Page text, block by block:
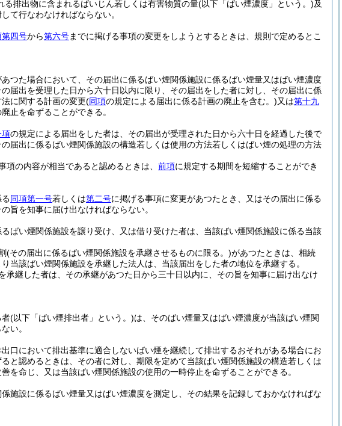
排出物に含まれるばいじん若しくは有害物質の量(以下「ばい煙濃度」という。)及
て行なわなければならない。
第四号から第六号までに掲げる事項の変更をしようとするときは、規則で定めるとこ
つた場合において、その届出に係るばい煙関係施設に係るばい煙量又はばい煙濃度
届出を受理した日から六十日以内に限り、その届出をした者に対し、その届出に係
に関する計画の変更(同項の規定による届出に係る計画の廃止を含む。)又は第十九
止を命ずることができる。
項の規定による届出をした者は、その届出が受理された日から六十日を経過した後で
届出に係るばい煙関係施設の構造若しくは使用の方法若しくはばい煙の処理の方法
項の内容が相当であると認めるときは、 前項に規定する期間を短縮することができ
同項第一号若しくは第二号に掲げる事項に変更があつたとき、又はその届出に係る
旨を知事に届け出なければならない。
ばい煙関係施設を譲り受け、又は借り受けた者は、当該ばい煙関係施設に係る当該
(その届出に係るばい煙関係施設を承継させるものに限る。)があつたときは、相続
当該ばい煙関係施設を承継した法人は、当該届出をした者の地位を承継する。
承継した者は、その承継があつた日から三十日以内に、その旨を知事に届け出なけ
者(以下「ばい煙排出者」という。)は、そのばい煙量又はばい煙濃度が当該ばい煙関
い。
口において排出基準に適合しないばい煙を継続して排出するおそれがある場合にお
と認めるときは、その者に対し、期限を定めて当該ばい煙関係施設の構造若しくは
命じ、又は当該ばい煙関係施設の使用の一時停止を命ずることができる。
施設に係るばい煙量又はばい煙濃度を測定し、その結果を記録しておかなければな